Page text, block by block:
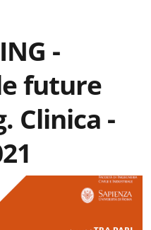
-
future
Clinica -